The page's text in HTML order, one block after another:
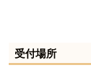
受付場所